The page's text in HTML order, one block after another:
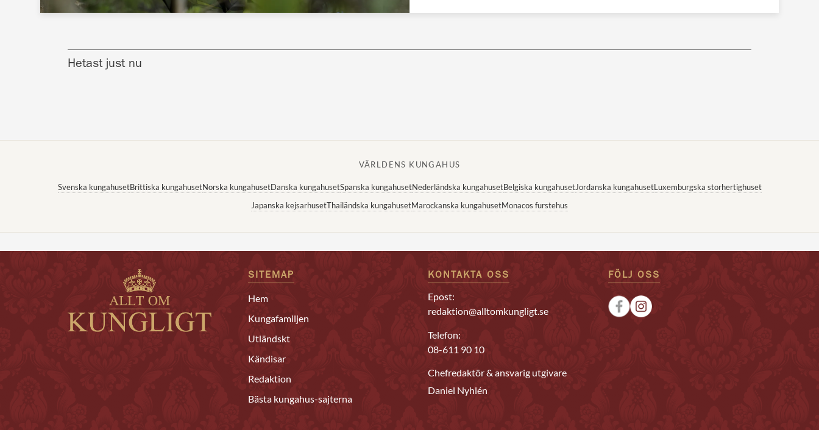
Hetast just nu
VÄRLDENS KUNGAHUS
Svenska kungahusetBrittiska kungahusetNorska kungahusetDanska kungahusetSpanska kungahusetNederländska kungahusetBelgiska kungahusetJordanska kungahusetLuxemburgska storhertighuset
Japanska kejsarhusetThailändska kungahusetMarockanska kungahusetMonacos furstehus
SITEMAP
Hem
Kungafamiljen
Utländskt
Kändisar
Redaktion
Bästa kungahus-sajterna
KONTAKTA OSS
Epost:
redaktion@alltomkungligt.se
Telefon:
08-611 90 10
Chefredaktör & ansvarig utgivare
Daniel Nyhlén
FÖLJ OSS